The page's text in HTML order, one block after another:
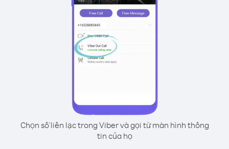
Chọn số liên lạc trong Viber và gọi từ màn hình thông
tin của họ